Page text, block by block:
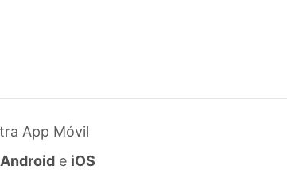
App Móvil
Android e iOS